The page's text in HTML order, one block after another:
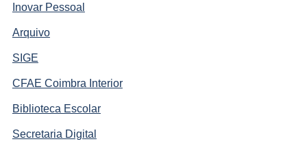
Inovar Pessoal
Arquivo
SIGE
CFAE Coimbra Interior
Biblioteca Escolar
Secretaria Digital